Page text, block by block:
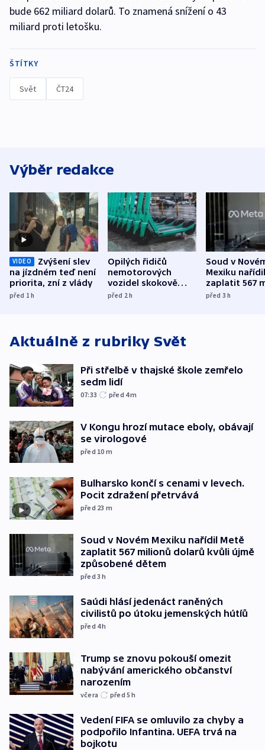
bude 662 miliard dolarů. To znamená snížení o 43
miliard proti letošku.
ŠTÍTKY
Svět ČT24
Výběr redakce
VIDEO
Zvýšení slev
na jízdném teď není
priorita, zní z vlády
před 1h
Opilých řidičů
nemotorových
vozidel skokově
přibylo, nejvíc ve
před 2h
Soud v
Mexiku
zaplatit 567
dolarů kvůli
před 3h
Aktuálně z rubriky Svět
Při střelbě v thajské škole zemřelo
sedm lidí
07:33 před 4m
V Kongu hrozí mutace eboly, obávají
se virologové
před 10 m
Bulharsko končí s cenami v levech.
Pocit zdražení přetrvává
před 23 m
Soud v Novém Mexiku nařídil Metě
zaplatit 567 milionů dolarů kvůli újmě
způsobené dětem
před 3h
Saúdi hlásí jedenáct raněných
civilistů po útoku jemenských hútíů
před 4h
Trump se znovu pokouší omezit
nabývání amerického občanství
narozením
včera před 5h
Vedení FIFA se omluvilo za chyby a
podpořilo Infantina. UEFA trvá na
bojkotu